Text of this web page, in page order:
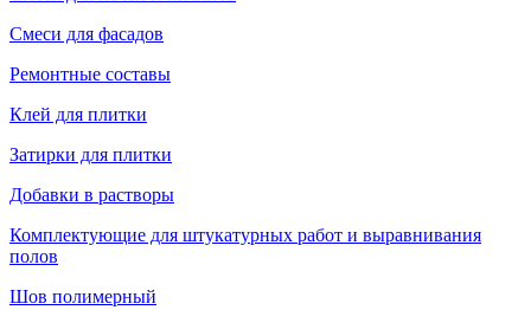
Смеси для фасадов
Ремонтные составы
Клей для плитки
Затирки для плитки
Добавки в растворы
Комплектующие для штукатурных работ и выравнивания
полов
Шов полимерный